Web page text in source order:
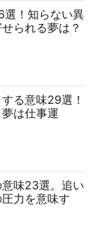
選！知らない異
られる夢は？
る意味29選！
は仕事運
意味23選。追い
力を意味す